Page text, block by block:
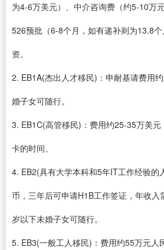
为4-6万美元）、中介咨询费（约5-10万
526预批（6-8个月，如有递补则为13.8
资。
2. EB1A(杰出人才移民)：申耐基请费用
婚子女可随行。
3. EB1C(高管移民)：费用约25-35万美
卡的时间。
4. EB2(具有大学本科和5年IT工作经验的
币，三年后可申请H1B工作签证，年收入
岁以下未婚子女可随行。
5. EB3(一般工人移民)：费用约55万元人